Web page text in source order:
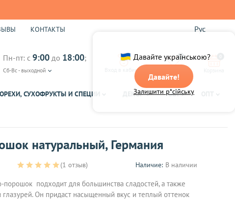
Давайте українською?
Давайте!
Залишити р*сійську
КОНТАКТЫ Рус
Пн-пт: с 9:00 до 18:00;
Сб-Вс - выходной Вход в кабинет
0
ОРЕХИ, СУХОФРУКТЫ И СПЕЦИИ ДЕКОР ЧАЙ
натуральный, Германия
(1 отзыв) Наличие: В наличии
порошок подходит для большинства сладостей, а также
глазурей. Он придаст насыщенный вкус и теплый оттенок